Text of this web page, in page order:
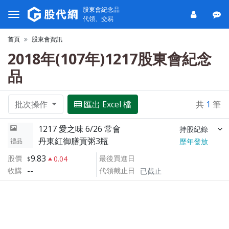
股東會紀念品
代領、交易
首頁 股東會資訊
2018年(107年)1217股東會紀念
品
批次操作 匯出 Excel 檔 共 1 筆
禮品
1217 愛之味 6/26 常會 持股紀錄
丹東紅御膳貢粥3瓶
歷年發放
股價
9.83
0.04
收購 --
最後買進日
代領截止日
已截止